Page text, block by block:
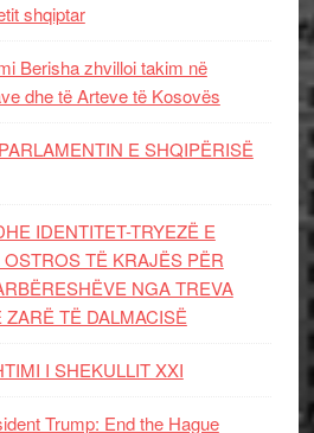
shqiptar
Berisha zhvilloi takim në
dhe të Arteve të Kosovës
E SHQIPËRISË
IDENTITET-TRYEZË E
TË KRAJËS PËR
NGA TREVA
TË DALMACISË
I SHEKULLIT XXI
Trump: End the Hague